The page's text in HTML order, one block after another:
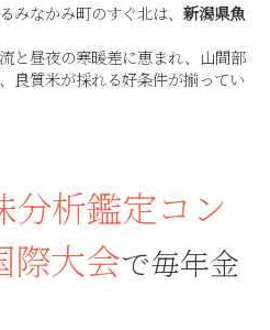
みなかみ町のすぐ北は、新潟県魚
と昼夜の寒暖差に恵まれ、山間部
良質米が採れる好条件が揃ってい
分析鑑定コン
際大会で毎年金